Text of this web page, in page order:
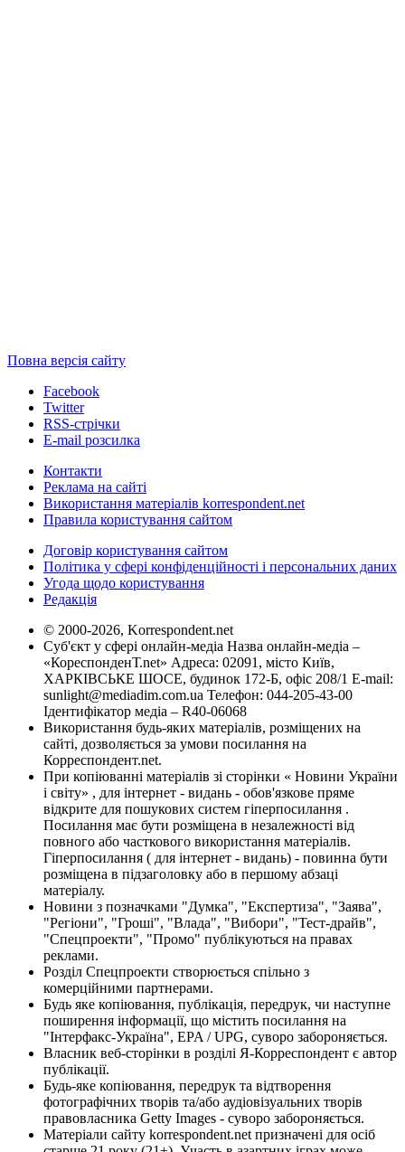
Повна версія сайту
Facebook
Twitter
RSS-стрічки
E-mail розсилка
Контакти
Реклама на сайті
Використання матеріалів korrespondent.net
Правила користування сайтом
Договір користування сайтом
Політика у сфері конфіденційності і персональних даних
Угода щодо користування
Редакція
© 2000-2026, Korrespondent.net
Суб'єкт у сфері онлайн-медіа Назва онлайн-медіа –
«КореспонденТ.net» Адреса: 02091, місто Київ,
ХАРКІВСЬКЕ ШОСЕ, будинок 172-Б, офіс 208/1 E-mail:
sunlight@mediadim.com.ua Телефон: 044-205-43-00
Ідентифікатор медіа – R40-06068
Використання будь-яких матеріалів, розміщених на
сайті, дозволяється за умови посилання на
Корреспондент.net.
При копіюванні матеріалів зі сторінки « Новини України
і світу» , для інтернет - видань - обов'язкове пряме
відкрите для пошукових систем гіперпосилання .
Посилання має бути розміщена в незалежності від
повного або часткового використання матеріалів.
Гіперпосилання ( для інтернет - видань) - повинна бути
розміщена в підзаголовку або в першому абзаці
матеріалу.
Новини з позначками "Думка", "Експертиза", "Заява",
"Регіони", "Гроші", "Влада", "Вибори", "Тест-драйв",
"Спецпроекти", "Промо" публікуються на правах
реклами.
Розділ Спецпроекти створюється спільно з
комерційними партнерами.
Будь яке копіювання, публікація, передрук, чи наступне
поширення інформації, що містить посилання на
"Інтерфакс-Україна", EPA / UPG, суворо забороняється.
Власник веб-сторінки в розділі Я-Корреспондент є автор
публікації.
Будь-яке копіювання, передрук та відтворення
фотографічних творів та/або аудіовізуальних творів
правовласника Getty Images - суворо забороняється.
Матеріали сайту korrespondent.net призначені для осіб